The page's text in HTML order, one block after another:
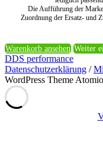
Die Aufführung der
Zuordnung der Ersatz- und
Warenkorb ansehen Weiter
DDS performance
Datenschutzerklärung /
WordPress Theme